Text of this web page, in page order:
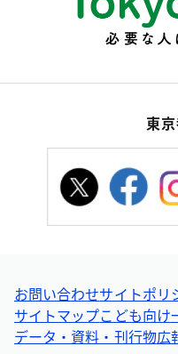
東
お問い合わせサイトポリ
サイトマップこども向け
データ・資料・刊行物広